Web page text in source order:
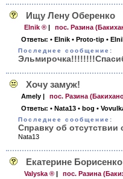
Ищу Лену Оберенко
Elnik ® |
пос. Разина
Ответы: • Elnik • Proto-tip •
Последнее сообщение:
Хочу замуж!
Amely |
пос. Разина
Ответы: • Nata13 • bog •
Последнее сообщение:
Справку об отсутствии
Nata13
Екатерине
Valyska ® |
пос. Разина